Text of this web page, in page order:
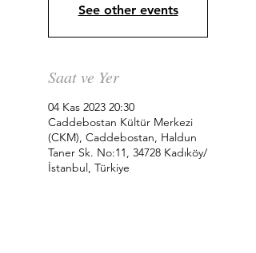
See other events
Saat ve Yer
04 Kas 2023 20:30
Caddebostan Kültür Merkezi
(CKM), Caddebostan, Haldun
Taner Sk. No:11, 34728 Kadıköy/
İstanbul, Türkiye